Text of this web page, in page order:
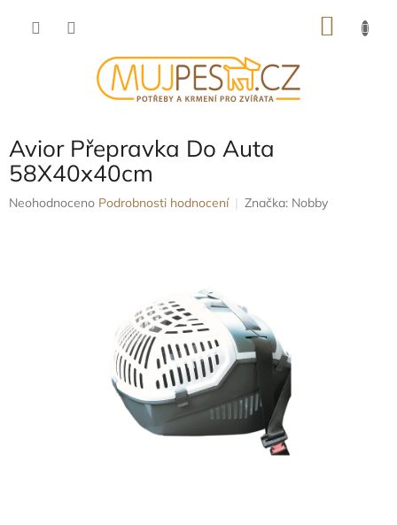
Avior Přepravka Do Auta
58X40x40cm
Průměrné
Neohodnoceno Podrobnosti hodnocení Značka: Nobby